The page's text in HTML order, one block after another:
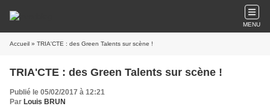
MENU
Accueil » TRIA'CTE : des Green Talents sur scène !
TRIA'CTE : des Green Talents sur scène !
Publié le 05/02/2017 à 12:21
Par Louis BRUN